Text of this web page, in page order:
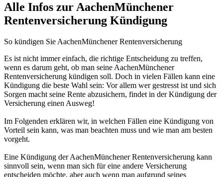
Alle Infos zur AachenMünchener
Rentenversicherung Kündigung
So kündigen Sie AachenMünchener Rentenversicherung
Es ist nicht immer einfach, die richtige Entscheidung zu treffen,
wenn es darum geht, ob man seine AachenMünchener
Rentenversicherung kündigen soll. Doch in vielen Fällen kann eine
Kündigung die beste Wahl sein: Vor allem wer gestresst ist und sich
Sorgen macht seine Rente abzusichern, findet in der Kündigung der
Versicherung einen Ausweg!
Im Folgenden erklären wir, in welchen Fällen eine Kündigung von
Vorteil sein kann, was man beachten muss und wie man am besten
vorgeht.
Eine Kündigung der AachenMünchener Rentenversicherung kann
sinnvoll sein, wenn man sich für eine andere Versicherung
entscheiden möchte, aber auch wenn man aufgrund seines